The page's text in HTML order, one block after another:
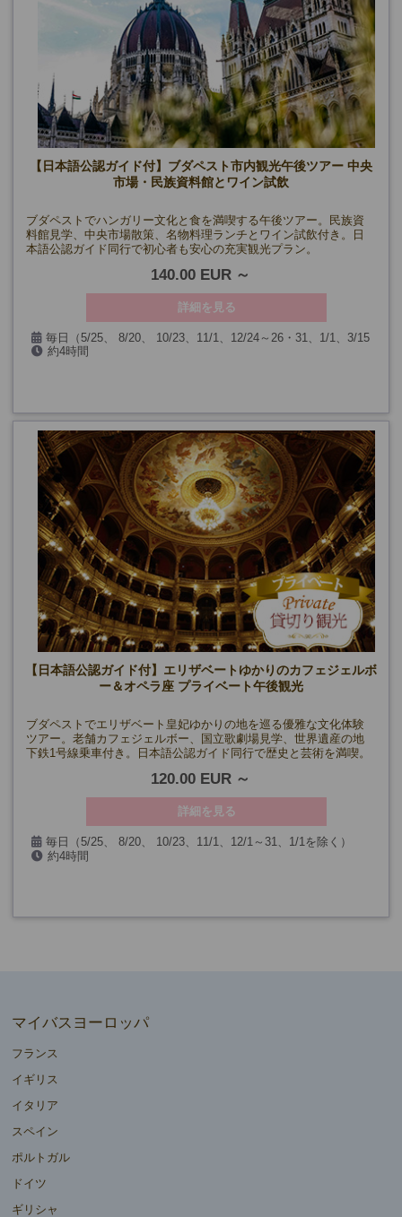
【日本語公認ガイド付】ブダペスト市内観光午後ツアー 中央
市場・民族資料館とワイン試飲
ブダペストでハンガリー文化と食を満喫する午後ツアー。民族資
料館見学、中央市場散策、名物料理ランチとワイン試飲付き。日
本語公認ガイド同行で初心者も安心の充実観光プラン。
140.00 EUR
詳細を見る
毎日（5/25、 8/20、 10/23、11/1、12/24～26・31、1/1、3/15
を除く）
約4時間
【日本語公認ガイド付】エリザベートゆかりのカフェジェルボ
ー＆オペラ座 プライベート午後観光
ブダペストでエリザベート皇妃ゆかりの地を巡る優雅な文化体験
ツアー。老舗カフェジェルボー、国立歌劇場見学、世界遺産の地
下鉄1号線乗車付き。日本語公認ガイド同行で歴史と芸術を満喫。
120.00 EUR
詳細を見る
毎日（5/25、 8/20、 10/23、11/1、12/1～31、1/1を除く）
約4時間
マイバスヨーロッパ
フランス
イギリス
イタリア
スペイン
ポルトガル
ドイツ
ギリシャ